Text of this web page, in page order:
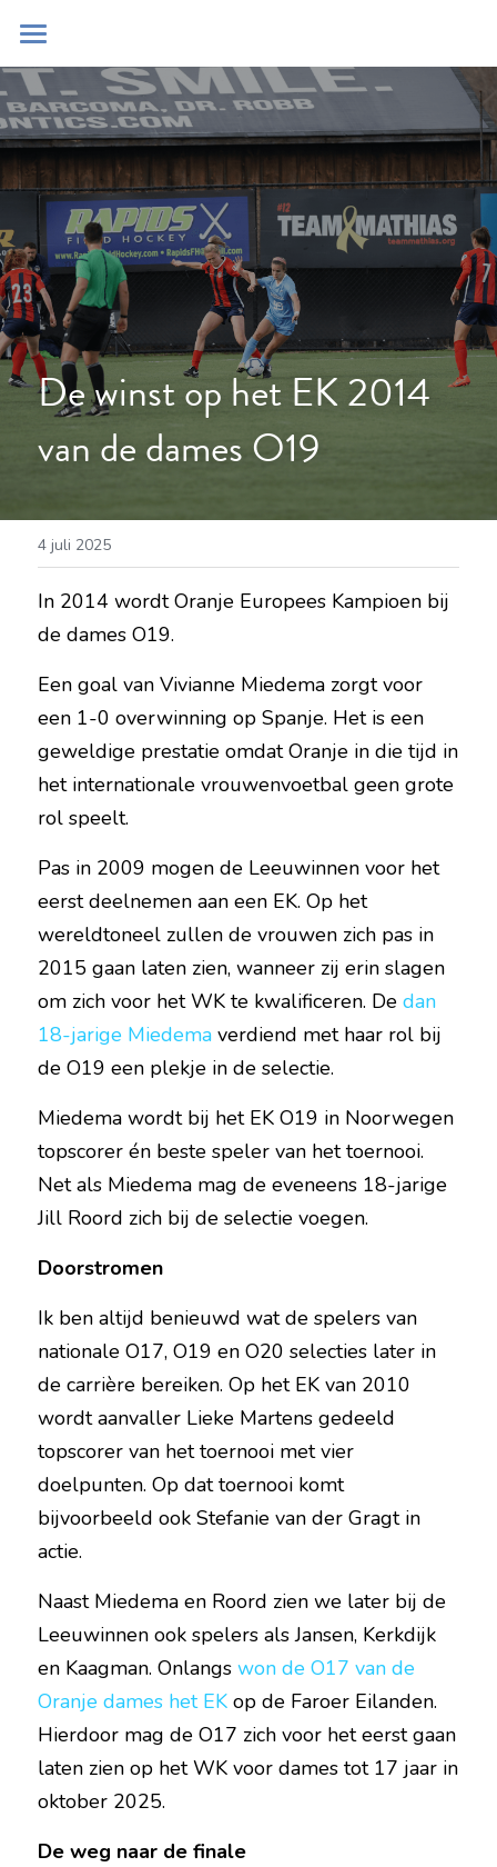
Home
Blog
Contact
Zoeken
POWERED BY
De winst op het EK 2014
van de dames O19
4 juli 2025
In 2014 wordt Oranje Europees Kampioen bij
de dames O19.
Een goal van Vivianne Miedema zorgt voor
een 1-0 overwinning op Spanje. Het is een
geweldige prestatie omdat Oranje in die tijd in
het internationale vrouwenvoetbal geen grote
rol speelt.
Pas in 2009 mogen de Leeuwinnen voor het
eerst deelnemen aan een EK. Op het
wereldtoneel zullen de vrouwen zich pas in
2015 gaan laten zien, wanneer zij erin slagen
om zich voor het WK te kwalificeren. De dan
18-jarige Miedema verdiend met haar rol bij
de O19 een plekje in de selectie.
Miedema wordt bij het EK O19 in Noorwegen
topscorer én beste speler van het toernooi.
Net als Miedema mag de eveneens 18-jarige
Jill Roord zich bij de selectie voegen.
Doorstromen
Ik ben altijd benieuwd wat de spelers van
nationale O17, O19 en O20 selecties later in
de carrière bereiken. Op het EK van 2010
wordt aanvaller Lieke Martens gedeeld
topscorer van het toernooi met vier
doelpunten. Op dat toernooi komt
bijvoorbeeld ook Stefanie van der Gragt in
actie.
Naast Miedema en Roord zien we later bij de
Leeuwinnen ook spelers als Jansen, Kerkdijk
en Kaagman. Onlangs won de O17 van de
Oranje dames het EK op de Faroer Eilanden.
Hierdoor mag de O17 zich voor het eerst gaan
laten zien op het WK voor dames tot 17 jaar in
oktober 2025.
De weg naar de finale